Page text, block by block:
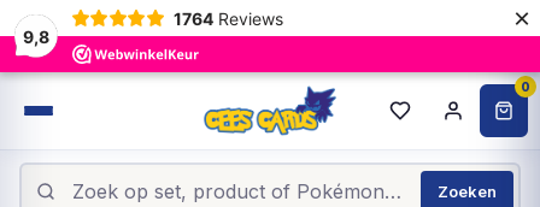
9,8
1764 Reviews ×
0
Zoeken